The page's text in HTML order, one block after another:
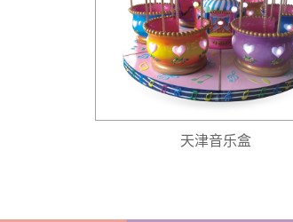
天津音乐盒